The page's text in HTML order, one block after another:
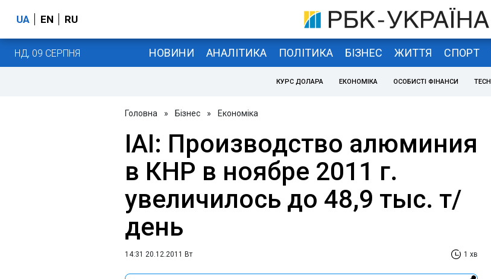
UA EN RU
НД, 09 СЕРПНЯ НОВИНИ АНАЛІТИКА ПОЛІТИКА БІЗНЕС ЖИТТЯ СПОРТ
КУРС ДОЛАРА ЕКОНОМІКА ОСОБИСТІ ФІНАНСИ TECH
Головна » Бізнес » Економіка
IAI: Производство алюминия
в КНР в ноябре 2011 г.
увеличилось до 48,9 тыс. т/
день
14:31 20.12.2011 Вт 1 хв